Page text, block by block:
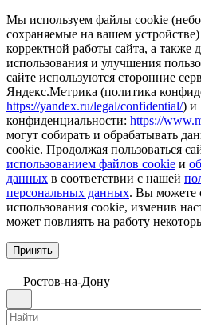
Мы используем файлы cookie
сохраняемые на вашем
корректной работы сайта, а также
использования и улучшения
сайте используются сторонние
Яндекс.Метрика (политика
https://yandex.ru/legal/confidential/) и
конфиденциальности: https://
могут собирать и обрабатывать
cookie. Продолжая пользоваться
использованием файлов cookie и
данных в соответствии с нашей
персональных данных. Вы можете
использования cookie, изменив
может повлиять на работу
Принять
Ростов-на-Дону